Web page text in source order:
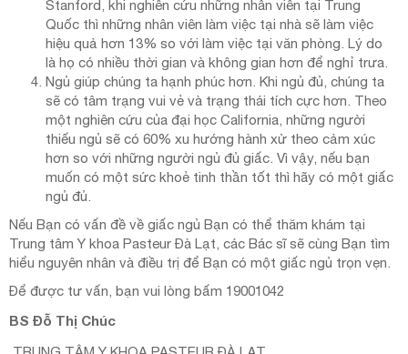
Stanford, khi nghiên cứu những nhân viên tại Trung
Quốc thì những nhân viên làm việc tại nhà sẽ làm việc
hiệu quả hơn 13% so với làm việc tại văn phòng. Lý do
là họ có nhiều thời gian và không gian hơn để nghỉ trưa.
Ngủ giúp chúng ta hạnh phúc hơn. Khi ngủ đủ, chúng ta
sẽ có tâm trạng vui vẻ và trạng thái tích cực hơn. Theo
một nghiên cứu của đại học California, những người
thiếu ngủ sẽ có 60% xu hướng hành xử theo cảm xúc
hơn so với những người ngủ đủ giấc. Vì vậy, nếu bạn
muốn có một sức khoẻ tinh thần tốt thì hãy có một giấc
ngủ đủ.
Nếu Bạn có vấn đề về giấc ngủ Bạn có thể thăm khám tại
Trung tâm Y khoa Pasteur Đà Lạt, các Bác sĩ sẽ cùng Bạn tìm
hiểu nguyên nhân và điều trị để Bạn có một giấc ngủ trọn vẹn.
Để được tư vấn, bạn vui lòng bấm 19001042
BS Đỗ Thị Chúc